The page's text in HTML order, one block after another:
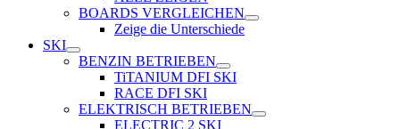
BOARDS VERGLEICHEN
Zeige die Unterschiede
SKI
BENZIN BETRIEBEN
TiTANIUM DFI SKI
RACE DFI SKI
ELEKTRISCH BETRIEBEN
ELECTRIC 2 SKI